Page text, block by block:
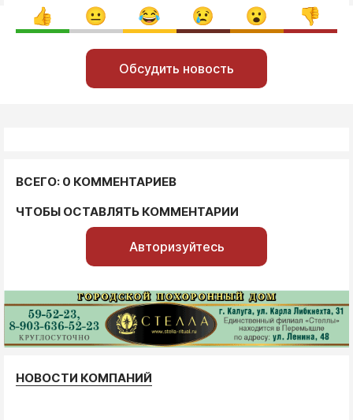
Обсудить новость
ВСЕГО: 0 КОММЕНТАРИЕВ
ЧТОБЫ ОСТАВЛЯТЬ КОММЕНТАРИИ
Авторизуйтесь
НОВОСТИ КОМПАНИЙ